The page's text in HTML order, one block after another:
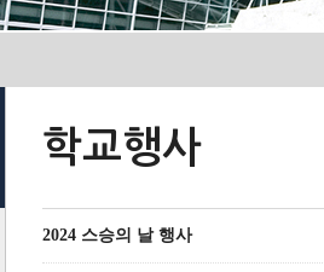
학교행사
2024 스승의 날 행사